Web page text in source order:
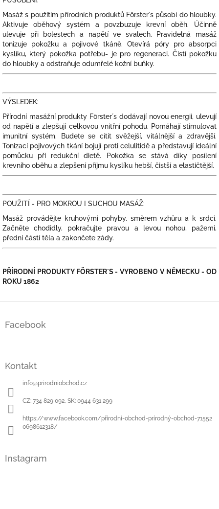
Masáž s použitím přírodních produktů Förster´s působí do hloubky.
Aktivuje oběhový systém a povzbuzuje krevní oběh. Účinně
ulevuje při bolestech a napětí ve svalech. Pravidelná masáž
tonizuje pokožku a pojivové tkáně. Otevírá póry pro absorpci
kyslíku, který pokožka potřebu- je pro regeneraci. Čistí pokožku
do hloubky a odstraňuje odumřelé kožní buňky.
VÝSLEDEK:
Přírodní masážní produkty Förster´s dodávají novou energii, ulevují
od napětí a zlepšují celkovou vnitřní pohodu. Pomáhají stimulovat
imunitní systém. Budete se cítit svěžejší, vitálnější a zdravější.
Tonizací pojivových tkání bojují proti celulitidě a představují ideální
pomůcku při redukční dietě. Pokožka se stává díky posílení
krevního oběhu a zlepšení příjmu kyslíku hebší, čistší a elastičtější.
POUŽITÍ - PRO MOKROU I SUCHOU MASÁŽ:
Masáž provádějte kruhovými pohyby, směrem vzhůru a k srdci.
Začněte chodidly, pokračujte pravou a levou nohou, pažemi,
přední částí těla a zakončete zády.
PŘÍRODNÍ PRODUKTY FÖRSTER´S - VYROBENO V NĚMECKU - OD
ROKU 1862
Facebook
Kontakt
info@prirodniobchod.cz
CZ: 734 829 092, SK: 0944 631 299
https://www.facebook.com/přírodní-obchod-prírodný-obchod-71552
0698612318/
Instagram